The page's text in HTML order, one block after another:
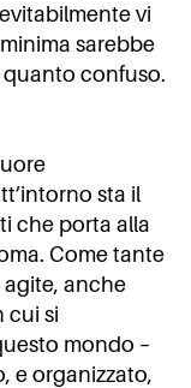
vi
sarebbe
quanto confuso.
sta il
che porta alla
Come tante
anche
cui si
mondo –
e organizzato,